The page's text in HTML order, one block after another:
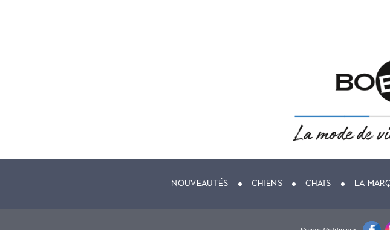
NOUVEAUTÉS CHIENS CHATS LA